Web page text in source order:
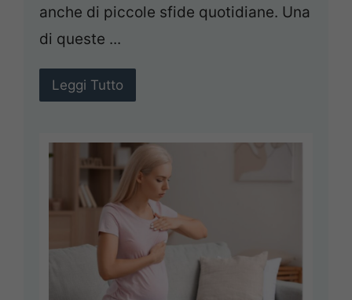
anche di piccole sfide quotidiane. Una
di queste ...
Leggi Tutto